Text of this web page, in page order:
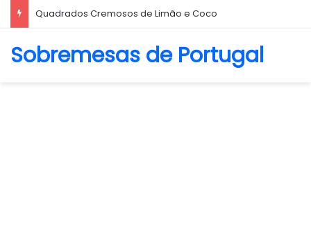
Quadrados Cremosos de Limão e Coco
Sobremesas de Portugal